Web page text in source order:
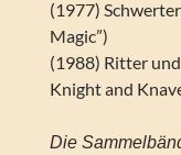
(1977)
Magic”)
(1988) Ritter
Knight and
Die